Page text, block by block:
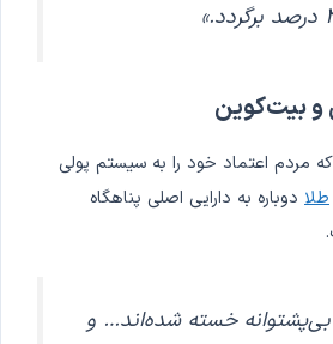
و بیت‌کوین
مردم اعتماد خود را به سیستم پولی
طلا دوباره به دارایی اصلی پناهگاه
بی‌پشتوانه خسته شده‌اند… و